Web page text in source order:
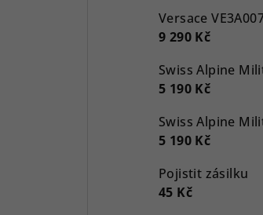
9 290 Kč
5 190 Kč
5 190 Kč
Pojistit zásilku
45 Kč